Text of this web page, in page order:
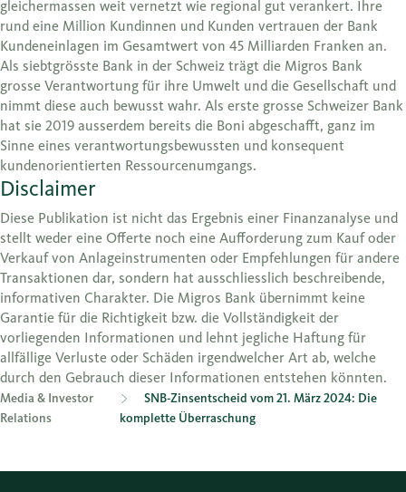
gleichermassen weit vernetzt wie regional gut verankert. Ihre
rund eine Million Kundinnen und Kunden vertrauen der Bank
Kundeneinlagen im Gesamtwert von 45 Milliarden Franken an.
Als siebtgrösste Bank in der Schweiz trägt die Migros Bank
grosse Verantwortung für ihre Umwelt und die Gesellschaft und
nimmt diese auch bewusst wahr. Als erste grosse Schweizer Bank
hat sie 2019 ausserdem bereits die Boni abgeschafft, ganz im
Sinne eines verantwortungsbewussten und konsequent
kundenorientierten Ressourcenumgangs.
Disclaimer
Diese Publikation ist nicht das Ergebnis einer Finanzanalyse und
stellt weder eine Offerte noch eine Aufforderung zum Kauf oder
Verkauf von Anlageinstrumenten oder Empfehlungen für andere
Transaktionen dar, sondern hat ausschliesslich beschreibende,
informativen Charakter. Die Migros Bank übernimmt keine
Garantie für die Richtigkeit bzw. die Vollständigkeit der
vorliegenden Informationen und lehnt jegliche Haftung für
allfällige Verluste oder Schäden irgendwelcher Art ab, welche
durch den Gebrauch dieser Informationen entstehen könnten.
Media & Investor
Relations
SNB-Zinsentscheid vom 21. März 2024: Die
komplette Überraschung